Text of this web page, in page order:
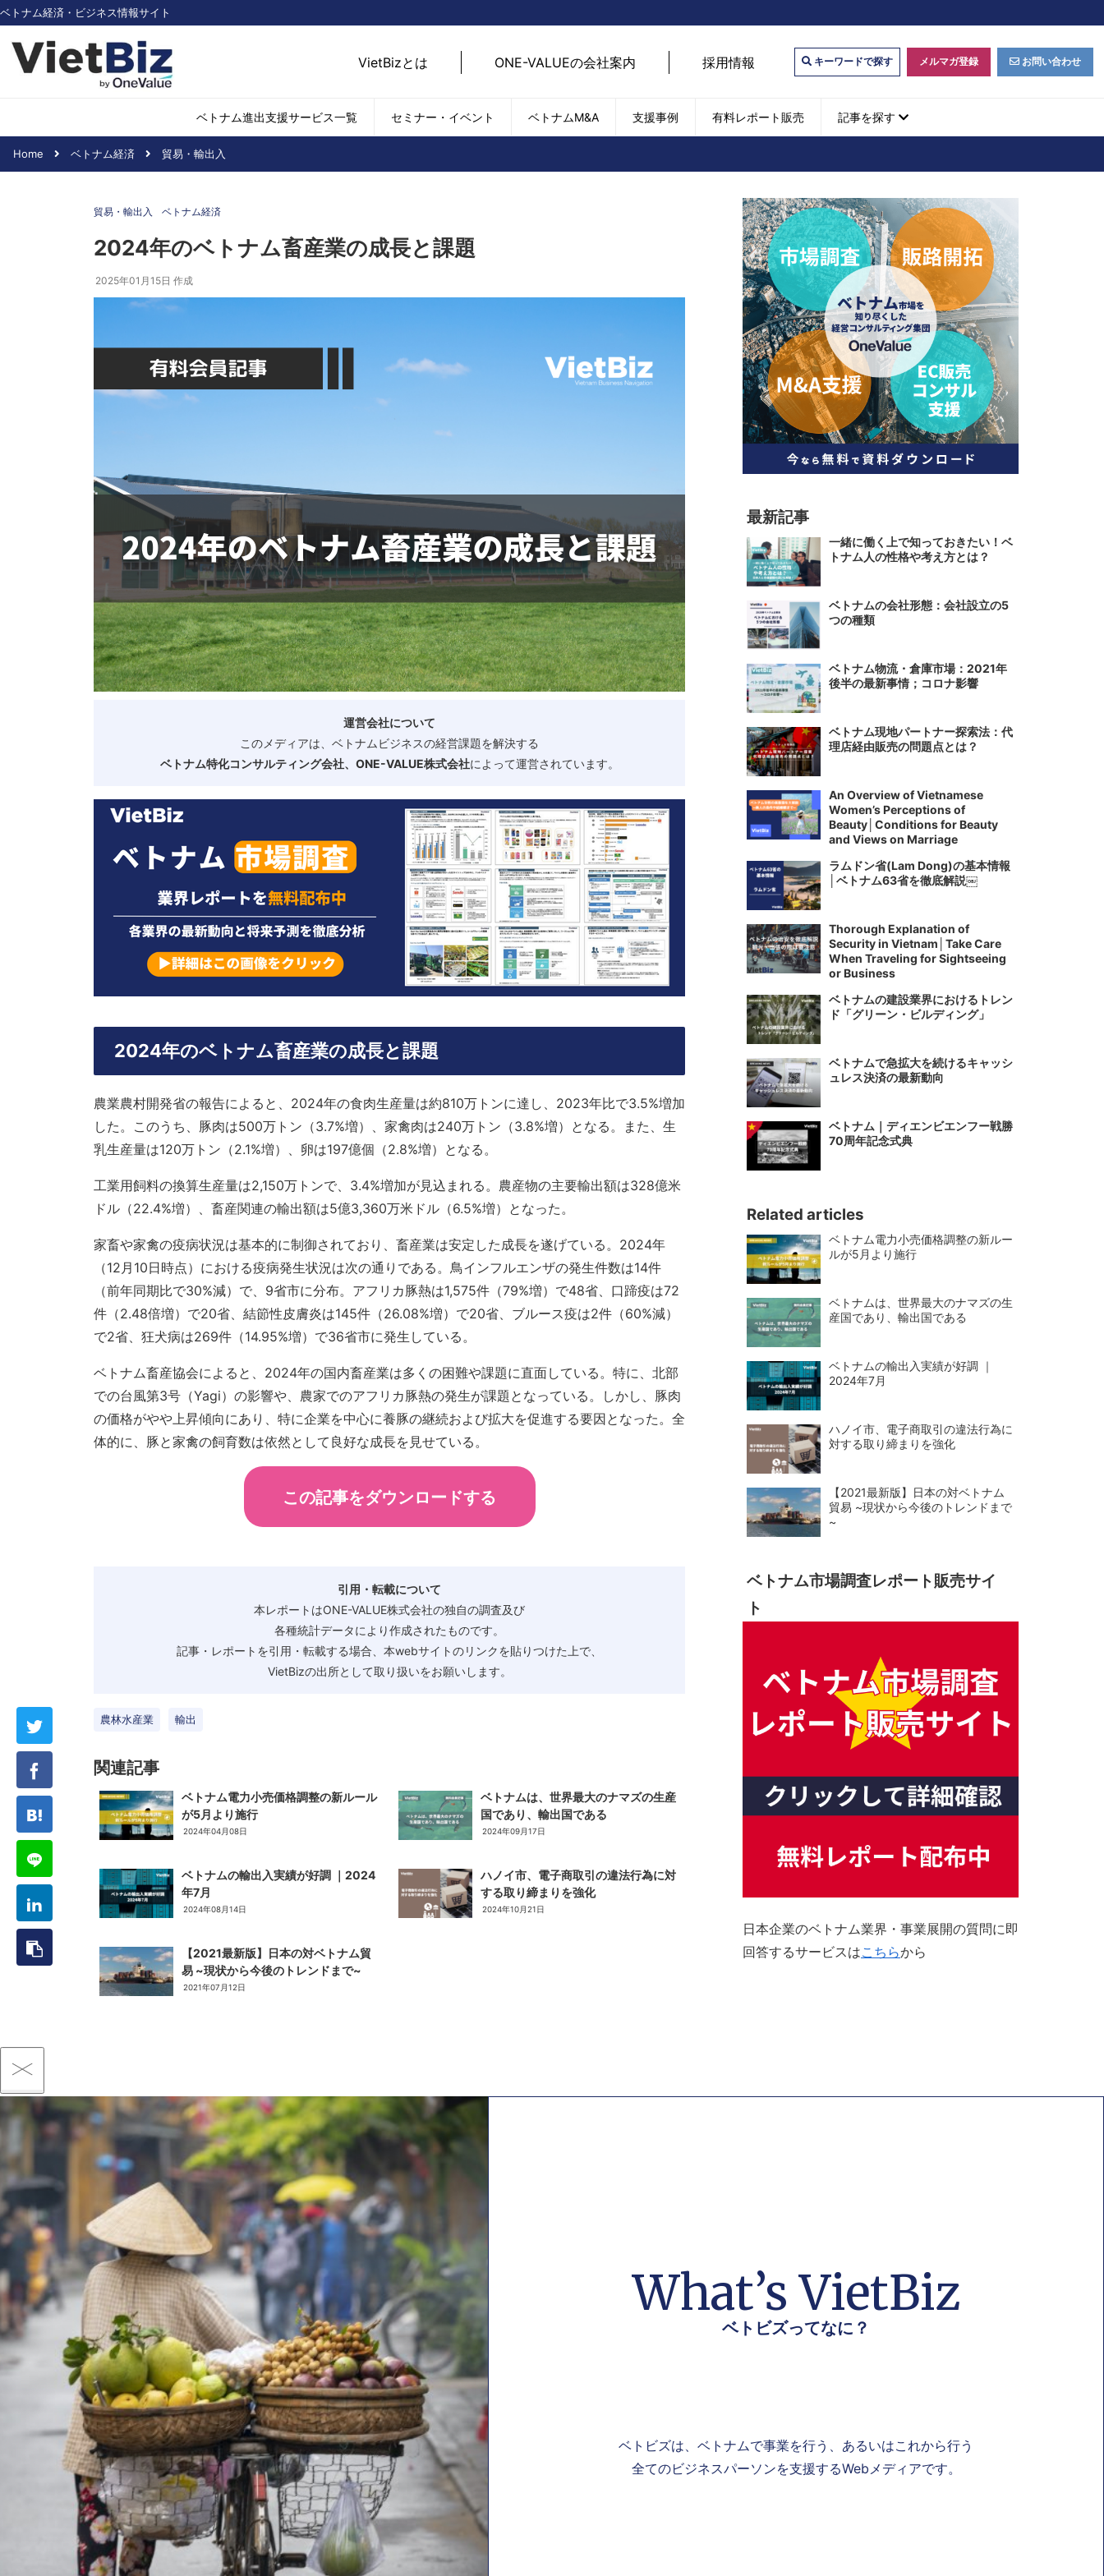
ベトナム経済・ビジネス情報サイト
VietBizとは ONE-VALUEの会社案内 採用情報 キーワードで探す メルマガ登録 お問い合わせ
ベトナム進出支援サービス一覧 セミナー・イベント ベトナムM&A 支援事例 有料レポート販売 記事を探す
日用消費・小売
デジタル経済・IT
物流・倉庫
現地パートナー探索
デジタルマーケティング・
web広告
M&A動向
ベトナム企業買収・出資
税制
補助金・助成金
ベトナム人材
特定技能
高度人材・エンジニア
ベトナム一般概況
ベトナムでの生活
文化・社会
政治
ベトナムで働く・仕事 ベトナム業界地図
Home ベトナム経済 貿易・輸出入
貿易・輸出入 ベトナム経済
2024年のベトナム畜産業の成長と課題
2025年01月15日 作成
運営会社について
このメディアは、ベトナムビジネスの経営課題を解決する
ベトナム特化コンサルティング会社、ONE-VALUE株式会社によって運営されています。
2024年のベトナム畜産業の成長と課題
農業農村開発省の報告によると、2024年の食肉生産量は約810万トンに達し、2023年比で3.5%増加
した。このうち、豚肉は500万トン（3.7%増）、家禽肉は240万トン（3.8%増）となる。また、生
乳生産量は120万トン（2.1%増）、卵は197億個（2.8%増）となる。
工業用飼料の換算生産量は2,150万トンで、3.4%増加が見込まれる。農産物の主要輸出額は328億米
ドル（22.4%増）、畜産関連の輸出額は5億3,360万米ドル（6.5%増）となった。
家畜や家禽の疫病状況は基本的に制御されており、畜産業は安定した成長を遂げている。2024年
（12月10日時点）における疫病発生状況は次の通りである。鳥インフルエンザの発生件数は14件
（前年同期比で30%減）で、9省市に分布。アフリカ豚熱は1,575件（79%増）で48省、口蹄疫は72
件（2.48倍増）で20省、結節性皮膚炎は145件（26.08%増）で20省、ブルース疫は2件（60%減）
で2省、狂犬病は269件（14.95%増）で36省市に発生している。
ベトナム畜産協会によると、2024年の国内畜産業は多くの困難や課題に直面している。特に、北部
での台風第3号（Yagi）の影響や、農家でのアフリカ豚熱の発生が課題となっている。しかし、豚肉
の価格がやや上昇傾向にあり、特に企業を中心に養豚の継続および拡大を促進する要因となった。全
体的に、豚と家禽の飼育数は依然として良好な成長を見せている。
この記事をダウンロードする
引用・転載について
本レポートはONE-VALUE株式会社の独自の調査及び
各種統計データにより作成されたものです。
記事・レポートを引用・転載する場合、本webサイトのリンクを貼りつけた上で、
VietBizの出所として取り扱いをお願いします。
農林水産業 輸出
関連記事
ベトナム電力小売価格調整の新ルール
が5月より施行
2024年04月08日
ベトナムは、世界最大のナマズの生産
国であり、輸出国である
2024年09月17日
ベトナムの輸出入実績が好調 ｜2024
年7月
2024年08月14日
ハノイ市、電子商取引の違法行為に対
する取り締まりを強化
2024年10月21日
【2021最新版】日本の対ベトナム貿
易 ~現状から今後のトレンドまで~
2021年07月12日
最新記事
一緒に働く上で知っておきたい！ベ
トナム人の性格や考え方とは？
ベトナムの会社形態：会社設立の5
つの種類
ベトナム物流・倉庫市場：2021年
後半の最新事情；コロナ影響
ベトナム現地パートナー探索法：代
理店経由販売の問題点とは？
An Overview of Vietnamese
Women’s Perceptions of
Beauty│Conditions for Beauty
and Views on Marriage
ラムドン省(Lam Dong)の基本情報
│ベトナム63省を徹底解説￼
Thorough Explanation of
Security in Vietnam│Take Care
When Traveling for Sightseeing
or Business
ベトナムの建設業界におけるトレン
ド「グリーン・ビルディング」
ベトナムで急拡大を続けるキャッシ
ュレス決済の最新動向
ベトナム｜ディエンビエンフー戦勝
70周年記念式典
Related articles
ベトナム電力小売価格調整の新ルー
ルが5月より施行
ベトナムは、世界最大のナマズの生
産国であり、輸出国である
ベトナムの輸出入実績が好調 ｜
2024年7月
ハノイ市、電子商取引の違法行為に
対する取り締まりを強化
【2021最新版】日本の対ベトナム
貿易 ~現状から今後のトレンドまで
~
ベトナム市場調査レポート販売サイ
ト
日本企業のベトナム業界・事業展開の質問に即
回答するサービスはこちらから
What’s VietBiz
ベトビズってなに？
ベトビズは、ベトナムで事業を行う、あるいはこれから行う
全てのビジネスパーソンを支援するWebメディアです。